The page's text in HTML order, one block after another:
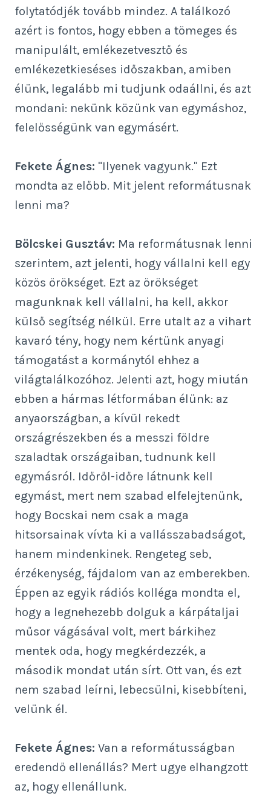
folytatódjék tovább mindez. A találkozó
azért is fontos, hogy ebben a tömeges és
manipulált, emlékezetvesztő és
emlékezetkieséses időszakban, amiben
élünk, legalább mi tudjunk odaállni, és azt
mondani: nekünk közünk van egymáshoz,
felelősségünk van egymásért.
Fekete Ágnes: "Ilyenek vagyunk." Ezt
mondta az előbb. Mit jelent reformátusnak
lenni ma?
Bölcskei Gusztáv: Ma reformátusnak lenni
szerintem, azt jelenti, hogy vállalni kell egy
közös örökséget. Ezt az örökséget
magunknak kell vállalni, ha kell, akkor
külső segítség nélkül. Erre utalt az a vihart
kavaró tény, hogy nem kértünk anyagi
támogatást a kormánytól ehhez a
világtalálkozóhoz. Jelenti azt, hogy miután
ebben a hármas létformában élünk: az
anyaországban, a kívül rekedt
országrészekben és a messzi földre
szaladtak országaiban, tudnunk kell
egymásról. Időről-időre látnunk kell
egymást, mert nem szabad elfelejtenünk,
hogy Bocskai nem csak a maga
hitsorsainak vívta ki a vallásszabadságot,
hanem mindenkinek. Rengeteg seb,
érzékenység, fájdalom van az emberekben.
Éppen az egyik rádiós kolléga mondta el,
hogy a legnehezebb dolguk a kárpátaljai
műsor vágásával volt, mert bárkihez
mentek oda, hogy megkérdezzék, a
második mondat után sírt. Ott van, és ezt
nem szabad leírni, lebecsülni, kisebbíteni,
velünk él.
Fekete Ágnes: Van a reformátusságban
eredendő ellenállás? Mert ugye elhangzott
az, hogy ellenállunk.